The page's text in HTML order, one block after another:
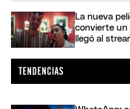
La nueva
convierte un
llegó al